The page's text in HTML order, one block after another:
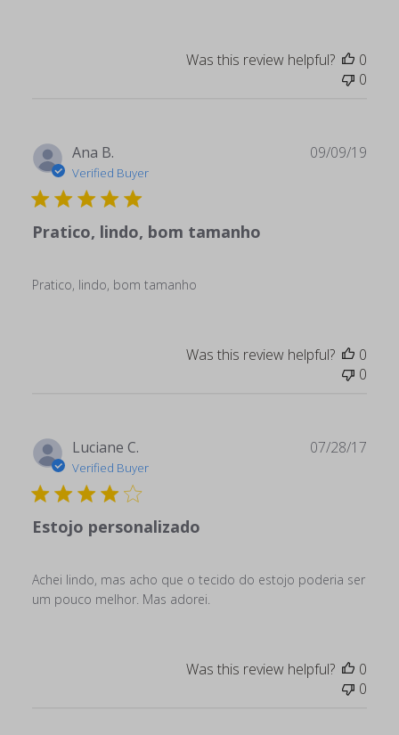
Was this review helpful?
0
0
Ana B.
Verified Buyer
Pratico, lindo, bom tamanho
Pratico, lindo, bom tamanho
09/09/19
Was this review helpful?
0
0
Luciane C.
Verified Buyer
Estojo personalizado
Achei lindo, mas acho que o tecido do estojo poderia ser
um pouco melhor. Mas adorei.
07/28/17
Was this review helpful?
0
0